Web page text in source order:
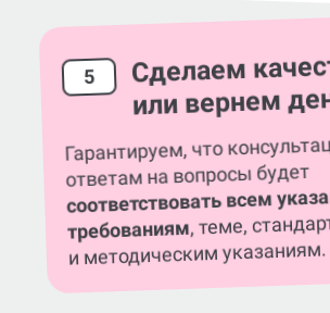
5 Сделаем
или вернем
Гарантируем, что
ответам на вопросы будет
соответствовать всем
требованиям , теме,
и методическим указаниям.